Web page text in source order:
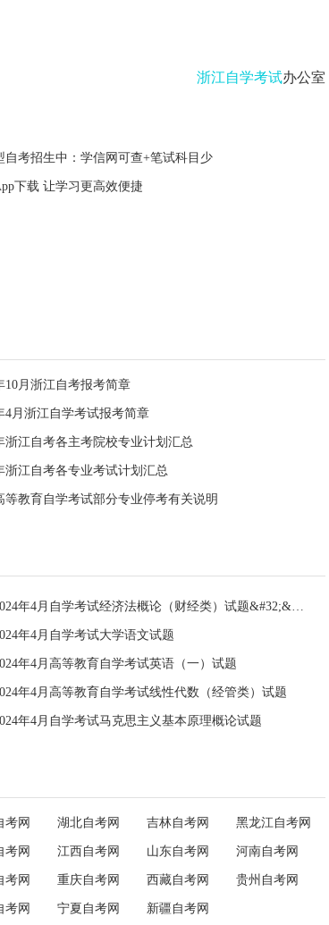
浙江自学考试办公室
自考招生中：学信网可查+笔试科目少
下载 让学习更高效便捷
10月浙江自考报考简章
4月浙江自学考试报考简章
浙江自考各主考院校专业计划汇总
浙江自考各专业考试计划汇总
等教育自学考试部分专业停考有关说明
全国2024年4月自学考试经济法概论（财经类）试题&#32;&#32;
年4月自学考试大学语文试题
年4月高等教育自学考试英语（一）试题
年4月高等教育自学考试线性代数（经管类）试题
年4月自学考试马克思主义基本原理概论试题
考网 湖北自考网 吉林自考网 黑龙江自考网
考网 江西自考网 山东自考网 河南自考网
考网 重庆自考网 西藏自考网 贵州自考网
考网 宁夏自考网 新疆自考网